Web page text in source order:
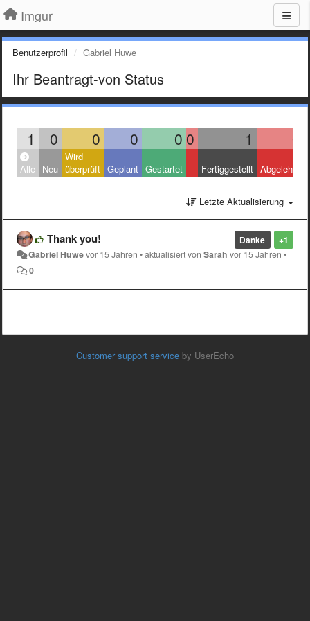
Imgur
Benutzerprofil Gabriel Huwe
Ihr Beantragt-von Status
1 0 0 0 0 0 1 0
Alle Neu
Wird
überprüft Geplant Gestartet Fertiggestellt Abgelehnt
Letzte Aktualisierung
+1
Danke
Thank you!
Gabriel Huwevor 15 Jahren •aktualisiert vonSarah vor 15 Jahren •
0
Customer support service by UserEcho